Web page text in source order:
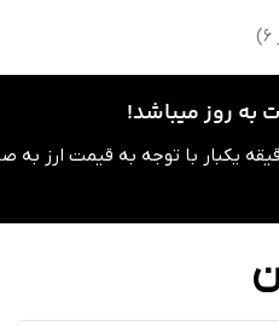
6
)
به روز میباشد!
محصولات هر 60 دقیقه یکبار با توجه به قیمت